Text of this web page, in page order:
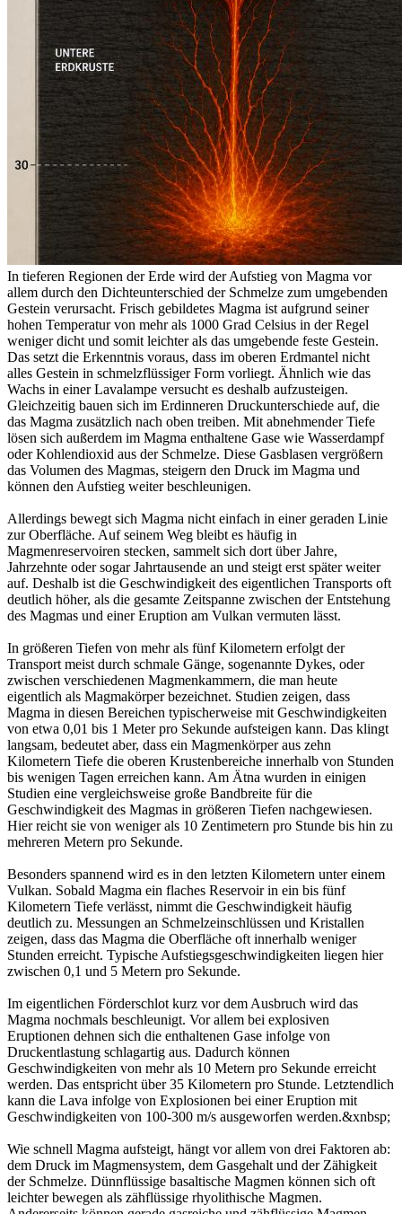
In tieferen Regionen der Erde wird der Aufstieg von Magma vor
allem durch den Dichteunterschied der Schmelze zum umgebenden
Gestein verursacht. Frisch gebildetes Magma ist aufgrund seiner
hohen Temperatur von mehr als 1000 Grad Celsius in der Regel
weniger dicht und somit leichter als das umgebende feste Gestein.
Das setzt die Erkenntnis voraus, dass im oberen Erdmantel nicht
alles Gestein in schmelzflüssiger Form vorliegt. Ähnlich wie das
Wachs in einer Lavalampe versucht es deshalb aufzusteigen.
Gleichzeitig bauen sich im Erdinneren Druckunterschiede auf, die
das Magma zusätzlich nach oben treiben. Mit abnehmender Tiefe
lösen sich außerdem im Magma enthaltene Gase wie Wasserdampf
oder Kohlendioxid aus der Schmelze. Diese Gasblasen vergrößern
das Volumen des Magmas, steigern den Druck im Magma und
können den Aufstieg weiter beschleunigen.
Allerdings bewegt sich Magma nicht einfach in einer geraden Linie
zur Oberfläche. Auf seinem Weg bleibt es häufig in
Magmenreservoiren stecken, sammelt sich dort über Jahre,
Jahrzehnte oder sogar Jahrtausende an und steigt erst später weiter
auf. Deshalb ist die Geschwindigkeit des eigentlichen Transports oft
deutlich höher, als die gesamte Zeitspanne zwischen der Entstehung
des Magmas und einer Eruption am Vulkan vermuten lässt.
In größeren Tiefen von mehr als fünf Kilometern erfolgt der
Transport meist durch schmale Gänge, sogenannte Dykes, oder
zwischen verschiedenen Magmenkammern, die man heute
eigentlich als Magmakörper bezeichnet. Studien zeigen, dass
Magma in diesen Bereichen typischerweise mit Geschwindigkeiten
von etwa 0,01 bis 1 Meter pro Sekunde aufsteigen kann. Das klingt
langsam, bedeutet aber, dass ein Magmenkörper aus zehn
Kilometern Tiefe die oberen Krustenbereiche innerhalb von Stunden
bis wenigen Tagen erreichen kann. Am Ätna wurden in einigen
Studien eine vergleichsweise große Bandbreite für die
Geschwindigkeit des Magmas in größeren Tiefen nachgewiesen.
Hier reicht sie von weniger als 10 Zentimetern pro Stunde bis hin zu
mehreren Metern pro Sekunde.
Besonders spannend wird es in den letzten Kilometern unter einem
Vulkan. Sobald Magma ein flaches Reservoir in ein bis fünf
Kilometern Tiefe verlässt, nimmt die Geschwindigkeit häufig
deutlich zu. Messungen an Schmelzeinschlüssen und Kristallen
zeigen, dass das Magma die Oberfläche oft innerhalb weniger
Stunden erreicht. Typische Aufstiegsgeschwindigkeiten liegen hier
zwischen 0,1 und 5 Metern pro Sekunde.
Im eigentlichen Förderschlot kurz vor dem Ausbruch wird das
Magma nochmals beschleunigt. Vor allem bei explosiven
Eruptionen dehnen sich die enthaltenen Gase infolge von
Druckentlastung schlagartig aus. Dadurch können
Geschwindigkeiten von mehr als 10 Metern pro Sekunde erreicht
werden. Das entspricht über 35 Kilometern pro Stunde. Letztendlich
kann die Lava infolge von Explosionen bei einer Eruption mit
Geschwindigkeiten von 100‐300 m/s ausgeworfen werden.&xnbsp;
Wie schnell Magma aufsteigt, hängt vor allem von drei Faktoren ab:
dem Druck im Magmensystem, dem Gasgehalt und der Zähigkeit
der Schmelze. Dünnflüssige basaltische Magmen können sich oft
leichter bewegen als zähflüssige rhyolithische Magmen.